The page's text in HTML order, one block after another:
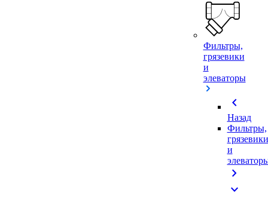
Фильтры,
грязевики
и
элеваторы
chevron_left
Назад
Фильтры,
грязевики
и
chevron_right
expand_more